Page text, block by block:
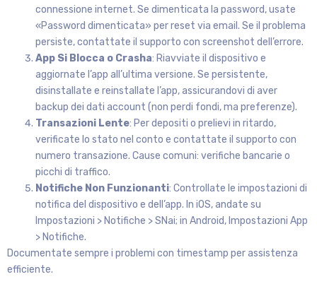
connessione internet. Se dimenticata la password, usate
«Password dimenticata» per reset via email. Se il problema
persiste, contattate il supporto con screenshot dell’errore.
App Si Blocca o Crasha: Riavviate il dispositivo e
aggiornate l’app all’ultima versione. Se persistente,
disinstallate e reinstallate l’app, assicurandovi di aver
backup dei dati account (non perdi fondi, ma preferenze).
Transazioni Lente: Per depositi o prelievi in ritardo,
verificate lo stato nel conto e contattate il supporto con
numero transazione. Cause comuni: verifiche bancarie o
picchi di traffico.
Notifiche Non Funzionanti: Controllate le impostazioni di
notifica del dispositivo e dell’app. In iOS, andate su
Impostazioni > Notifiche > SNai; in Android, Impostazioni App
> Notifiche.
Documentate sempre i problemi con timestamp per assistenza
efficiente.